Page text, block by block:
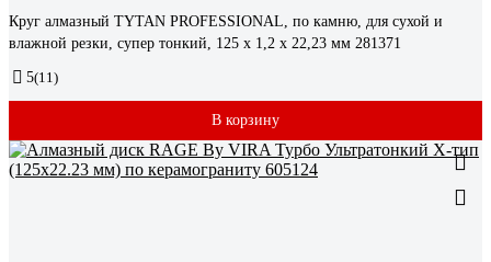
Круг алмазный TYTAN PROFESSIONAL, по камню, для сухой и
влажной резки, супер тонкий, 125 x 1,2 x 22,23 мм 281371
5(11)
В корзину